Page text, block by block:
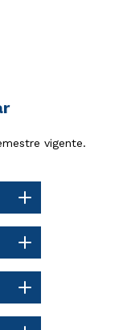
vigente.